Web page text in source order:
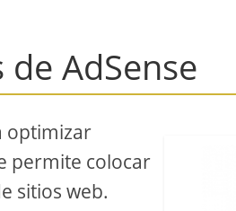
AdSense
optimizar
permite colocar
sitios web.